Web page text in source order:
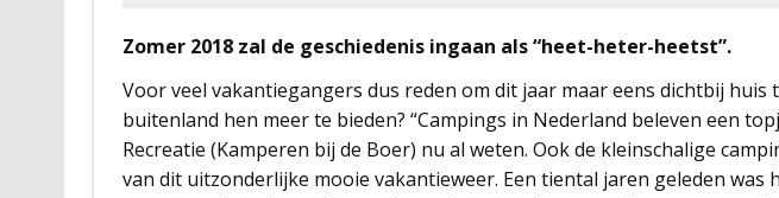
Zomer 2018 zal de geschiedenis ingaan als “heet-heter-heetst”.
Voor veel vakantiegangers dus reden om dit jaar maar eens dichtbij huis
buitenland hen meer te bieden? “Campings in Nederland beleven een
Recreatie (Kamperen bij de Boer) nu al weten. Ook de kleinschalige
van dit uitzonderlijke mooie vakantieweer. Een tiental jaren geleden was